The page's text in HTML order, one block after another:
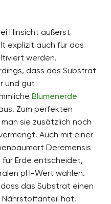
Hinsicht äußerst
explizit auch für das
werden.
dass das Substrat
und gut
Blumenerde
Zum perfekten
sie zusätzlich noch
Auch mit einer
Deremensis
Erde entscheidet,
pH-Wert wählen.
das Substrat einen
Nährstoffanteil hat.